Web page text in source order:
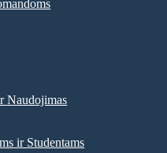
Naudojimas
ir Studentams